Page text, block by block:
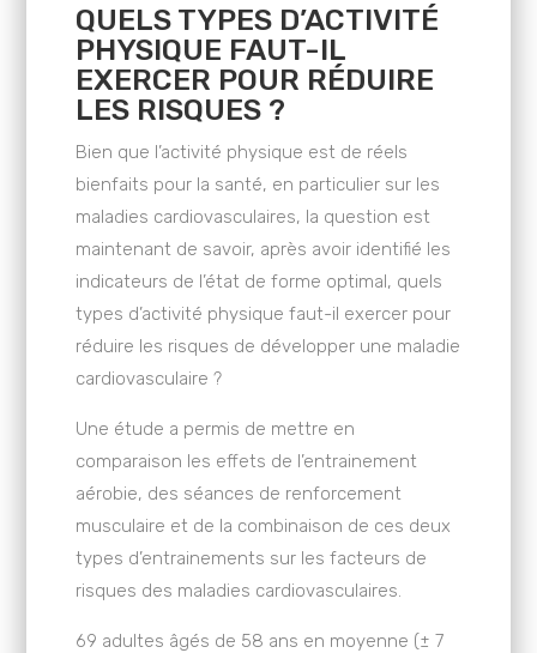
QUELS TYPES D’ACTIVITÉ
PHYSIQUE FAUT-IL
EXERCER POUR RÉDUIRE
LES RISQUES ?
Bien que l’activité physique est de réels
bienfaits pour la santé, en particulier sur les
maladies cardiovasculaires, la question est
maintenant de savoir, après avoir identifié les
indicateurs de l’état de forme optimal, quels
types d’activité physique faut-il exercer pour
réduire les risques de développer une maladie
cardiovasculaire ?
Une étude a permis de mettre en
comparaison les effets de l’entrainement
aérobie, des séances de renforcement
musculaire et de la combinaison de ces deux
types d’entrainements sur les facteurs de
risques des maladies cardiovasculaires.
69 adultes âgés de 58 ans en moyenne (± 7